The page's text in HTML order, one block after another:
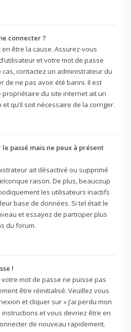
connecter ?
être la cause. Assurez-vous
et votre mot de passe
cas, contactez un administrateur du
de ne pas avoir été banni. Il est
du site internet ait un
qu’il soit nécessaire de la corriger.
passé mais ne peux à présent
ait désactivé ou supprimé
raison. De plus, beaucoup
les utilisateurs inactifs
base de données. Si tel était le
et essayez de participer plus
du forum.
!
mot de passe ne puisse pas
être réinitialisé. Veuillez vous
et cliquer sur « J’ai perdu mon
instructions et vous devriez être en
de nouveau rapidement.